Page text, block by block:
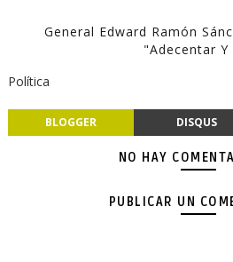
General Edward Ramón
"adecentar
Política
BLOGGER DISQUS
NO HAY
PUBLICAR UN